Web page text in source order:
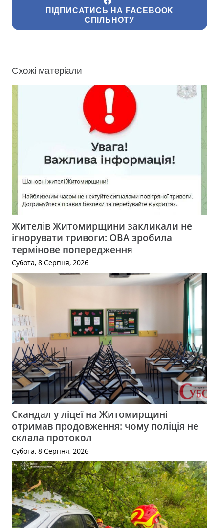
ПІДПИСАТИСЬ НА FACEBOOK
СПІЛЬНОТУ
Схожі матеріали
Жителів Житомирщини закликали не
ігнорувати тривоги: ОВА зробила
термінове попередження
Субота, 8 Серпня, 2026
Скандал у ліцеї на Житомирщині
отримав продовження: чому поліція не
склала протокол
Субота, 8 Серпня, 2026